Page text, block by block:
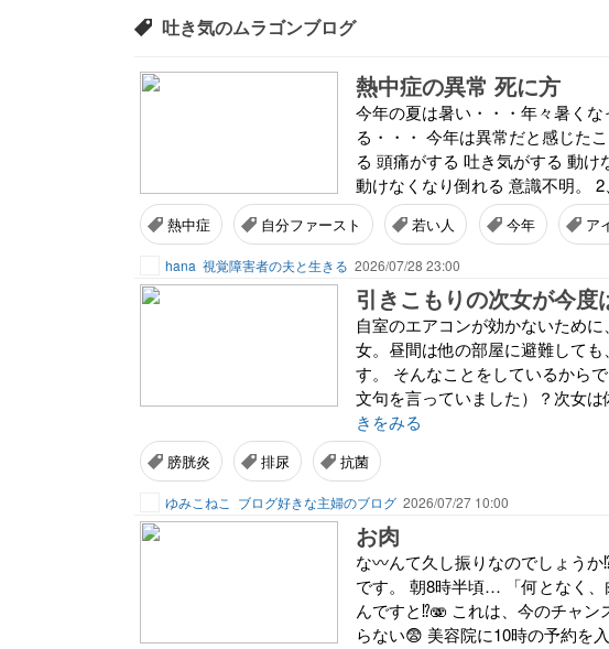
吐き気のムラゴンブログ
熱中症の異常 死に方
今年の夏は暑い・・・年々暑く
る・・・ 今年は異常だと感じた
る 頭痛がする 吐き気がする 動
動けなくなり倒れる 意識不明。
熱中症 自分ファースト 若い人 今年 ア
hana 視覚障害者の夫と生きる 2026/07/28 23:00
自室のエアコンが効かないため
女。昼間は他の部屋に避難して
す。 そんなことをしているから
文句を言っていました）？次女
きをみる
膀胱炎 排尿 抗菌
ゆみこねこ ブログ好きな主婦のブログ 2026/07/27 10:00
お肉
な〰️んて久し振りなのでしょう
です。 朝8時半頃… 「何となく
んですと⁉️🫨 これは、今のチャ
らない😨 美容院に10時の予約を